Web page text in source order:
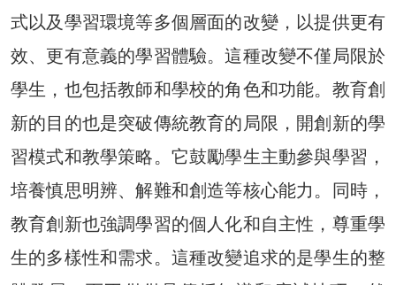
式以及學習環境等多個層面的改變，以提供更有
效、更有意義的學習體驗。這種改變不僅局限於
學生，也包括教師和學校的角色和功能。教育創
新的目的也是突破傳統教育的局限，開創新的學
習模式和教學策略。它鼓勵學生主動參與學習，
培養慎思明辨、解難和創造等核心能力。同時，
教育創新也強調學習的個人化和自主性，尊重學
生的多樣性和需求。這種改變追求的是學生的整